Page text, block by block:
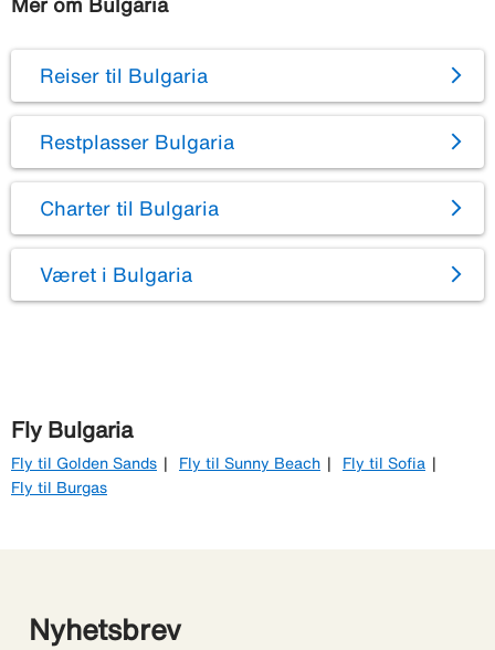
Mer om Bulgaria
Reiser til Bulgaria
Restplasser Bulgaria
Charter til Bulgaria
Været i Bulgaria
Fly Bulgaria
Fly til Golden Sands Fly til Sunny Beach
Fly til Sofia
Fly til Burgas
Nyhetsbrev